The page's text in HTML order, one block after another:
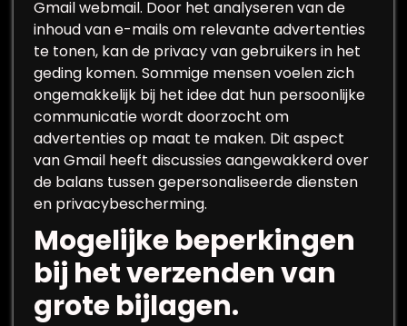
Gmail webmail. Door het analyseren van de
inhoud van e-mails om relevante advertenties
te tonen, kan de privacy van gebruikers in het
geding komen. Sommige mensen voelen zich
ongemakkelijk bij het idee dat hun persoonlijke
communicatie wordt doorzocht om
advertenties op maat te maken. Dit aspect
van Gmail heeft discussies aangewakkerd over
de balans tussen gepersonaliseerde diensten
en privacybescherming.
Mogelijke beperkingen
bij het verzenden van
grote bijlagen.